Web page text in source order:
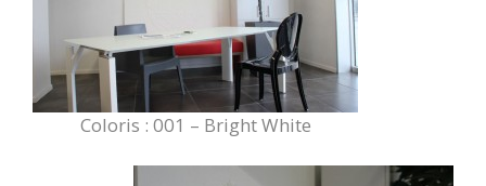
Coloris : 001 – Bright White